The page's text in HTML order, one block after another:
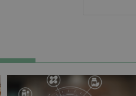
_ga
Google LLC